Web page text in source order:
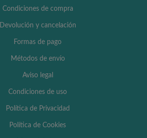
Condiciones de compra
Devolución y cancelación
Formas de pago
Métodos de envío
Aviso legal
Condiciones de uso
Política de Privacidad
Política de Cookies